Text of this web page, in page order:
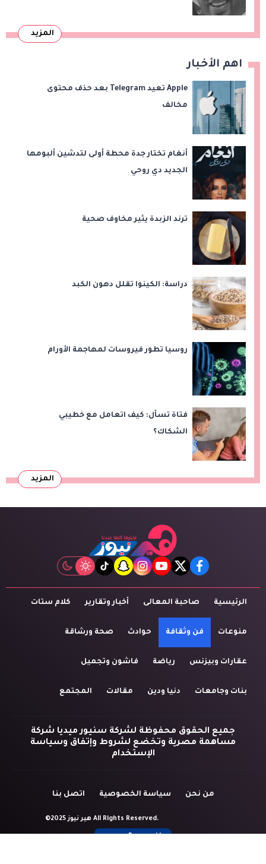
المزيد
اهم الأخبار
Apple تعيد Telegram بعد حذف محتوى
مخالف
أنغام تختار جدة محطة أولى لتدشين ألبومها
الجديد دي روحي
ترند الزبدة يثير مخاوف صحية
دراسة: الكينوا تقلل دهون الكبد
روسيا تطور فيروسات لمهاجمة الأورام
فتاة تسأل: كيف اتعامل مع خطيبي
الشكاك؟
المزيد
facebook
twitter
youtube
instagram
snapchat
tiktok
الرئيسية صاحبة المعالى أخبار وتقارير كلام ستات
منوعات فن وثقافة حوادث صحة ورشاقة
عقارات وبيزنس رياضة فاشون وتجميل
بنات وجامعات دنيا ودين مقالات المجتمع
جميع الحقوق محفوظة لشركة سنيور ميديا شركة
مساهمة مصرية وتخضع لشروط وإتفاق وسياسة
الإستخدام
من نحن سياسة الخصوصية اتصل بنا
©2025 هير نيوز All Rights Reserved.
Powered by